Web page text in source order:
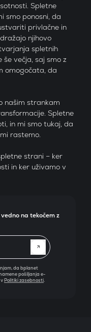
Spletne
smo ponosni, da
privlačne in
njihovo
spletnih
večja, saj smo z
omogočata, da
našim strankam
Spletne
in mi smo tukaj, da
rastemo.
strani – ker
in ker uživamo v
na tekočem z
da bplanet
pošiljanja e-
Politiki zasebnosti.